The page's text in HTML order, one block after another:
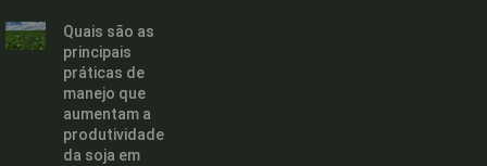
Quais são as
principais
práticas de
manejo que
aumentam a
produtividade
da soja em